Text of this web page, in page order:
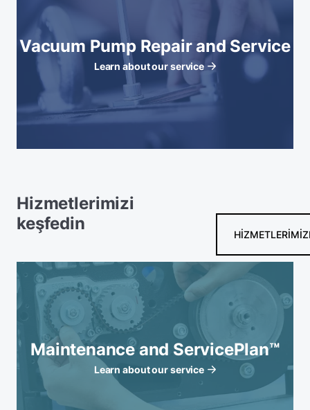
Vacuum Pump Repair and Service
Learn about our service
Hizmetlerimizi
keşfedin
Maintenance and ServicePlan™
Learn about our service